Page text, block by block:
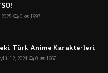
0 1997
Türk Anime Karakterleri
12, 2024 0 1667